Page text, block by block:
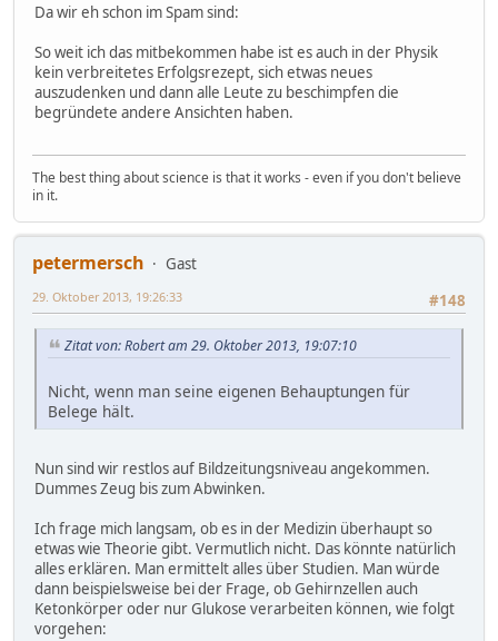
Da wir eh schon im Spam sind:
So weit ich das mitbekommen habe ist es auch in der Physik
kein verbreitetes Erfolgsrezept, sich etwas neues
auszudenken und dann alle Leute zu beschimpfen die
begründete andere Ansichten haben.
The best thing about science is that it works - even if you don't believe
in it.
petermersch
Gast
#148
29. Oktober 2013, 19:26:33
Zitat von: Robert am 29. Oktober 2013, 19:07:10
Nicht, wenn man seine eigenen Behauptungen für
Belege hält.
Nun sind wir restlos auf Bildzeitungsniveau angekommen.
Dummes Zeug bis zum Abwinken.
Ich frage mich langsam, ob es in der Medizin überhaupt so
etwas wie Theorie gibt. Vermutlich nicht. Das könnte natürlich
alles erklären. Man ermittelt alles über Studien. Man würde
dann beispielsweise bei der Frage, ob Gehirnzellen auch
Ketonkörper oder nur Glukose verarbeiten können, wie folgt
vorgehen: